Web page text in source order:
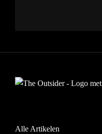
Alle Artikelen